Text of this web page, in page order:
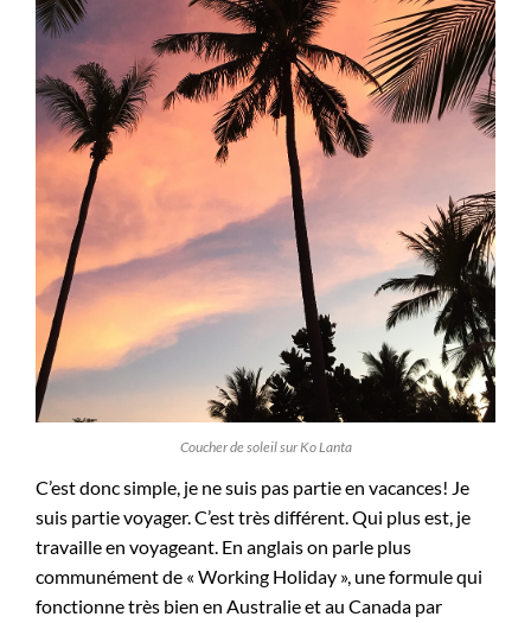
Coucher de soleil sur Ko Lanta
C’est donc simple, je ne suis pas partie en vacances! Je
suis partie voyager. C’est très différent. Qui plus est, je
travaille en voyageant. En anglais on parle plus
communément de « Working Holiday », une formule qui
fonctionne très bien en Australie et au Canada par